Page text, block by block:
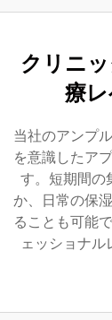
クリニ
療
当社のアンプ
を意識したア
す。短期間の
か、日常の保
ることも可能
ェッショナル